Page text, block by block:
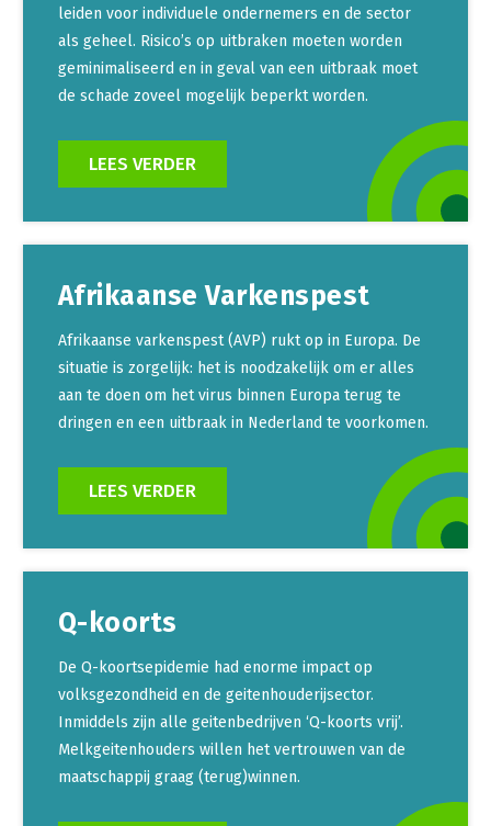
leiden voor individuele ondernemers en de sector
als geheel. Risico’s op uitbraken moeten worden
geminimaliseerd en in geval van een uitbraak moet
de schade zoveel mogelijk beperkt worden.
LEES VERDER
Afrikaanse Varkenspest
Afrikaanse varkenspest (AVP) rukt op in Europa. De
situatie is zorgelijk: het is noodzakelijk om er alles
aan te doen om het virus binnen Europa terug te
dringen en een uitbraak in Nederland te voorkomen.
LEES VERDER
Q-koorts
De Q-koortsepidemie had enorme impact op
volksgezondheid en de geitenhouderijsector.
Inmiddels zijn alle geitenbedrijven ‘Q-koorts vrij’.
Melkgeitenhouders willen het vertrouwen van de
maatschappij graag (terug)winnen.